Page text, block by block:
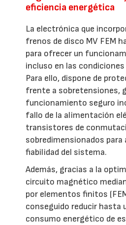
eficiencia energética
La electrónica que
frenos de disco MV FEM
para ofrecer un
incluso en las
Para ello, dispone de
frente a sobretensiones,
funcionamiento seguro
fallo de la alimentación
transistores de
sobredimensionados para
fiabilidad del sistema.
Además, gracias a la
circuito magnético
por elementos finitos
conseguido reducir hasta
consumo energético de